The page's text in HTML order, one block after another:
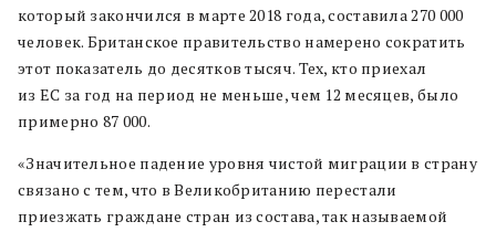
который закончился в марте 2018 года, составила 270 000
человек. Британское правительство намерено сократить
этот показатель до десятков тысяч. Тех, кто приехал
из ЕС за год на период не меньше, чем 12 месяцев, было
примерно 87 000.
«Значительное падение уровня чистой миграции в страну
связано с тем, что в Великобританию перестали
приезжать граждане стран из состава, так называемой